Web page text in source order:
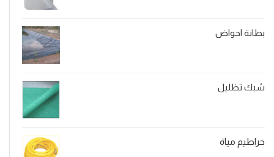
بطانة احواض
شبك تظليل
خراطيم مياة